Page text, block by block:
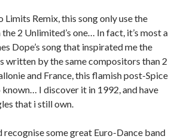
Remix, this song only use the
2 Unlimited’s one… In fact, it’s most a
Dope’s song that inspirated me the
written by the same compositors than 2
and France, this flamish post-Spice
I discover it in 1992, and have
that i still own.
recognise some great Euro-Dance band